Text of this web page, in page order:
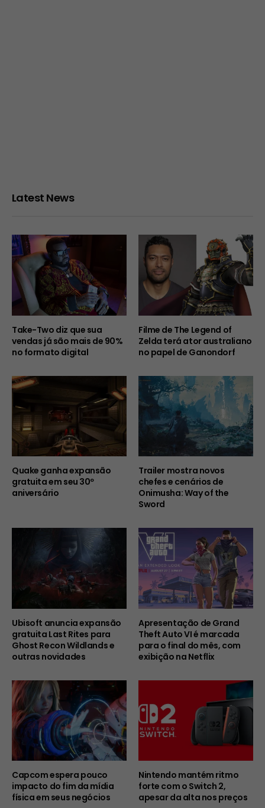
Latest News
Take-Two diz que sua
vendas já são mais de 90%
no formato digital
Filme de The Legend of
Zelda terá ator australiano
no papel de Ganondorf
Quake ganha expansão
gratuita em seu 30º
aniversário
Trailer mostra novos
chefes e cenários de
Onimusha: Way of the
Sword
Ubisoft anuncia expansão
gratuita Last Rites para
Ghost Recon Wildlands e
outras novidades
Apresentação de Grand
Theft Auto VI é marcada
para o final do mês, com
exibição na Netflix
Capcom espera pouco
impacto do fim da mídia
física em seus negócios
Nintendo mantém ritmo
forte com o Switch 2,
apesar da alta nos preços